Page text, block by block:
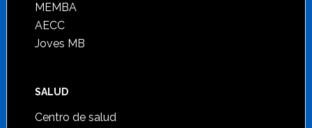
MEMBA
AECC
Joves MB
SALUD
Centro de salud